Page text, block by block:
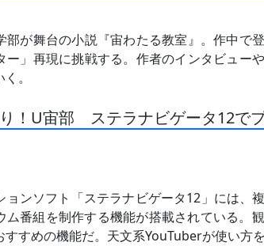
部が舞台の小説『宙わたる教室』。作中で
ー」再現に挑戦する。作者のインタビュー
。
！U宙部 ステラナビゲータ12で
ョンソフト「ステラナビゲータ12」には、
ム番組を制作する機能が搭載されている。
すめの機能だ。天文系YouTuberが使い方を